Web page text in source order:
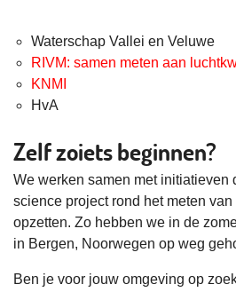
Waterschap Vallei en Veluwe
RIVM: samen meten aan
KNMI
HvA
Zelf zoiets beginnen?
We werken samen met initiatieven
science project rond het meten
opzetten. Zo hebben we in de
in Bergen, Noorwegen op weg
Ben je voor jouw omgeving op